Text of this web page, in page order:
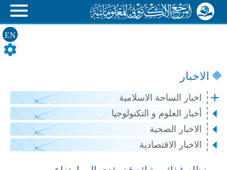
EN
الاخبار
اخبار الساحة الاسلامية
أخبار العلوم و التكنولوجيا
الاخبار الصحية
الاخبار الاقتصادية